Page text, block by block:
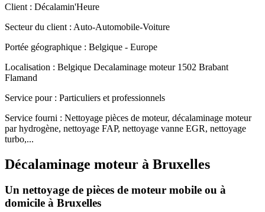
Client : Décalamin'Heure
Secteur du client : Auto-Automobile-Voiture
Portée géographique : Belgique - Europe
Localisation : Belgique Decalaminage moteur 1502 Brabant
Flamand
Service pour : Particuliers et professionnels
Service fourni : Nettoyage pièces de moteur, décalaminage moteur
par hydrogène, nettoyage FAP, nettoyage vanne EGR, nettoyage
turbo,...
Décalaminage moteur à Bruxelles
Un nettoyage de pièces de moteur mobile ou à
domicile à Bruxelles